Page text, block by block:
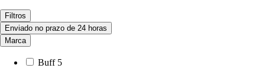
Filtros
Enviado no prazo de 24 horas
Marca
Buff 5